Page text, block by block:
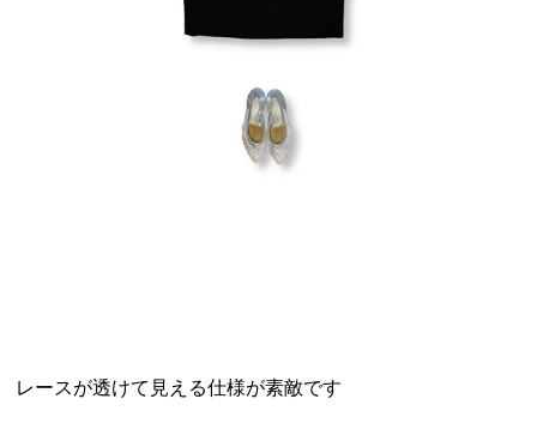
レースが透けて見える仕様が素敵です